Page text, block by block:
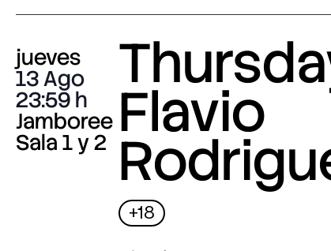
jueves
13 Ago
23:59
Jamboree
Sala 1 y 2 Flavio
+18